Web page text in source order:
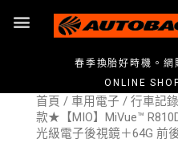
春季換胎好時機。
ONLINE
首頁 / 車用電子 / 行車記
款★【MIO】MiVue™
光級電子後視鏡＋64G 前